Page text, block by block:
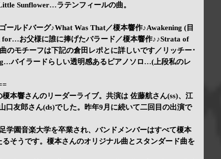
Sunflower…ラテンフィールの曲。
ールドバーグ♪What Was That／榎本響作♪Awakening (目
for…お父様に誰に捧げたバラード／榎本響作♪♪Strata of
のモチーフは下記の倉田レポとに詳しいです／リッチー･
バイラードらしい透明感あるピアノソロ…(上段私のレ
本響さんのリーダーライブ。共演は 佐藤航さん(ss)、江
口友郎さん(ds)でした。昨年9月に続いて二回目の出演で
学園音楽大学を卒業され、バンドメンバーはすべて榎本
るそうです。榎本さんのオリジナル曲とスタンダード曲を